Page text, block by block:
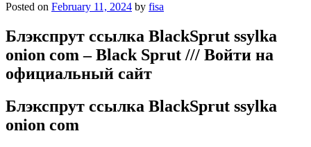
Posted on February 11, 2024 by fisa
Блэкспрут ссылка BlackSprut ssylka
onion com – Black Sprut /// Войти на
официальный сайт
Блэкспрут ссылка BlackSprut ssylka
onion com